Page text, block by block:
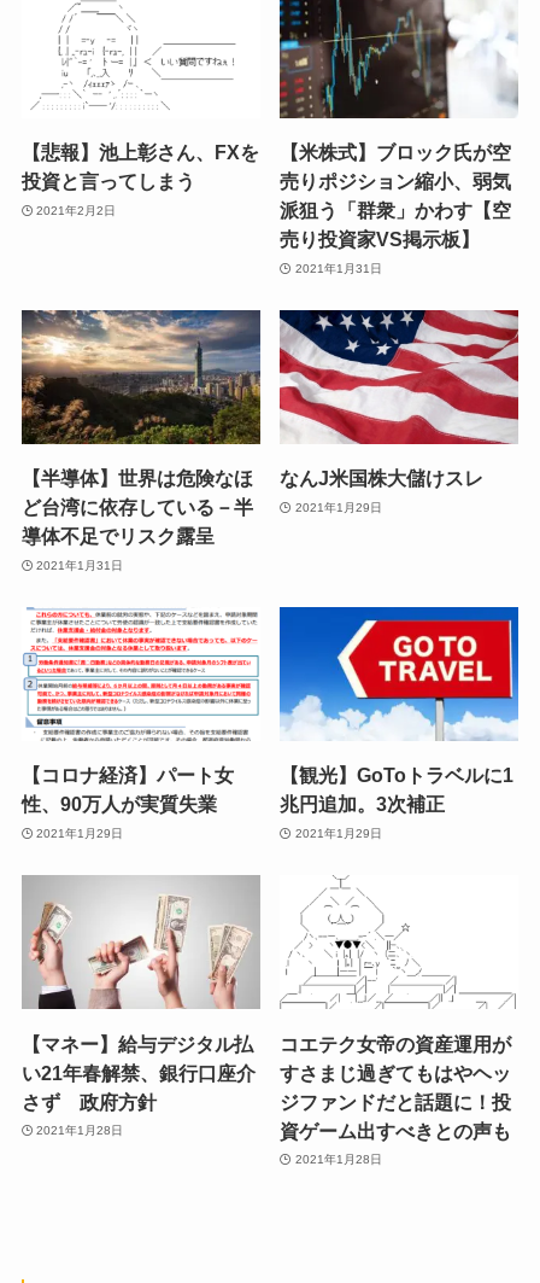
【悲報】池上彰さん、FXを
投資と言ってしまう
2021年2月2日
【米株式】ブロック氏が空
売りポジション縮小、弱気
派狙う「群衆」かわす【空
売り投資家VS掲示板】
2021年1月31日
【半導体】世界は危険なほ
ど台湾に依存している－半
導体不足でリスク露呈
2021年1月31日
なんJ米国株大儲けスレ
2021年1月29日
【コロナ経済】パート女
性、90万人が実質失業
2021年1月29日
【観光】GoToトラベルに1
兆円追加。3次補正
2021年1月29日
【マネー】給与デジタル払
い21年春解禁、銀行口座介
さず 政府方針
2021年1月28日
コエテク女帝の資産運用が
すさまじ過ぎてもはやヘッ
ジファンドだと話題に！投
資ゲーム出すべきとの声も
2021年1月28日